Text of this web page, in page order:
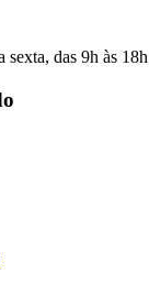
sexta, das 9h às 18h